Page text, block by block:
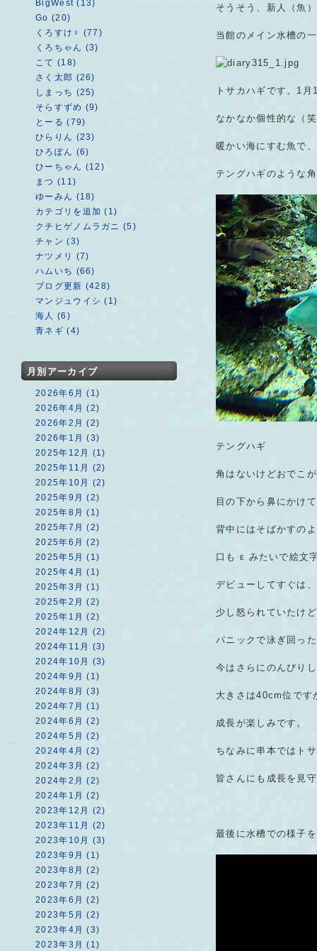
BigWest (13)
Go (20)
くろすけ♀ (77)
くろちゃん (3)
こて (18)
さく太郎 (26)
しまっち (25)
そらすずめ (9)
とーる (79)
ひらりん (23)
ひろぽん (6)
ひーちゃん (12)
まつ (11)
ゆーみん (18)
カテゴリを追加 (1)
クチヒゲノムラガニ (5)
チャン (3)
ナツメリ (7)
ハムいち (66)
ブログ更新 (428)
マンジュウイシ (1)
海人 (6)
青ネギ (4)
月別アーカイブ
2026年6月 (1)
2026年4月 (2)
2026年2月 (2)
2026年1月 (3)
2025年12月 (1)
2025年11月 (2)
2025年10月 (2)
2025年9月 (2)
2025年8月 (1)
2025年7月 (2)
2025年6月 (2)
2025年5月 (1)
2025年4月 (1)
2025年3月 (1)
2025年2月 (2)
2025年1月 (2)
2024年12月 (2)
2024年11月 (3)
2024年10月 (3)
2024年9月 (1)
2024年8月 (3)
2024年7月 (1)
2024年6月 (2)
2024年5月 (2)
2024年4月 (2)
2024年3月 (2)
2024年2月 (2)
2024年1月 (2)
2023年12月 (2)
2023年11月 (2)
2023年10月 (3)
2023年9月 (1)
2023年8月 (2)
2023年7月 (2)
2023年6月 (2)
2023年5月 (2)
2023年4月 (3)
2023年3月 (1)
そうそう、新人（魚
当館のメイン水槽の
トサカハギです。1
なかなか個性的な（
暖かい海にすむ魚で
テングハギのような
テングハギ
角はないけどおでこ
目の下から鼻にかけ
背中にはそばかすの
口も ε みたいで絵文
デビューしてすぐは
少し怒られていたけ
パニックで泳ぎ回っ
今はさらにのんびり
大きさは40cm位です
成長が楽しみです。
ちなみに串本ではト
皆さんにも成長を見
最後に水槽での様子